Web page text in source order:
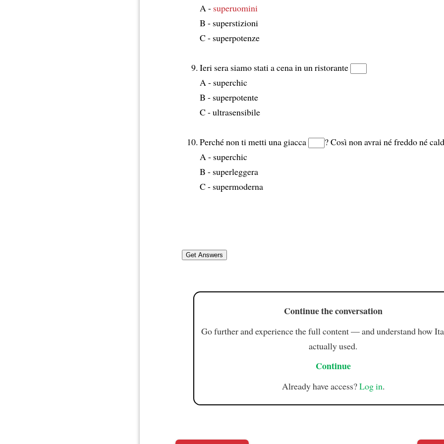
A - superuomini
B - superstizioni
C - superpotenze
Ieri sera siamo stati a cena in un ristorante
A - superchic
B - superpotente
C - ultrasensibile
Perché non ti metti una giacca
? Così non avrai né freddo né
A - superchic
B - superleggera
C - supermoderna
Continue the conversation
Go further and experience the full content — and understand how
actually used.
Continue
Already have access?Log in.